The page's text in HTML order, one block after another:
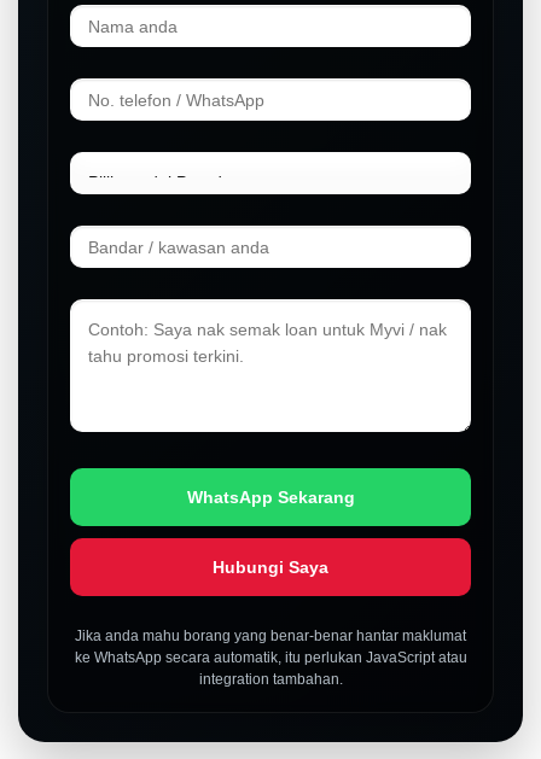
WhatsApp Sekarang
Hubungi Saya
Jika anda mahu borang yang benar-benar hantar maklumat
ke WhatsApp secara automatik, itu perlukan JavaScript atau
integration tambahan.